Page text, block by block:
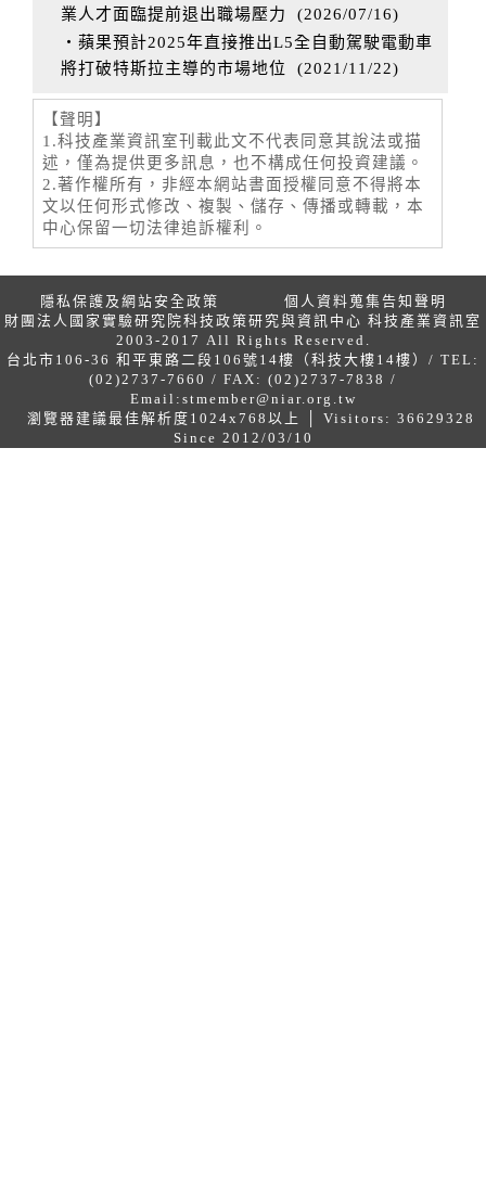
業人才面臨提前退出職場壓力
(2026/07/16)
‧蘋果預計2025年直接推出L5全自動駕駛電動車
將打破特斯拉主導的市場地位
(2021/11/22)
【聲明】
1.科技產業資訊室刊載此文不代表同意其說法或描
述，僅為提供更多訊息，也不構成任何投資建議。
2.著作權所有，非經本網站書面授權同意不得將本
文以任何形式修改、複製、儲存、傳播或轉載，本
中心保留一切法律追訴權利。
隱私保護及網站安全政策
個人資料蒐集告知聲明
財團法人國家實驗研究院科技政策研究與資訊中心 科技產業資訊室
2003-2017 All Rights Reserved.
台北市106-36 和平東路二段106號14樓（科技大樓14樓）/ TEL:
(02)2737-7660 / FAX: (02)2737-7838 /
Email: stmember@niar.org.tw
瀏覽器建議最佳解析度1024x768以上 │ Visitors: 36629328
Since 2012/03/10